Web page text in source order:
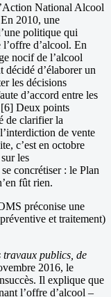
National Alcool
2010, une
politique qui
d’alcool. En
nocif de l’alcool
décidé d’élaborer un
les décisions
d’accord entre les
Deux points
de clarifier la
de vente
c’est en octobre
les
concrétiser : le Plan
fût rien.
préconise une
et traitement)
travaux publics, de
2016, le
Il explique que
l’offre d’alcool –